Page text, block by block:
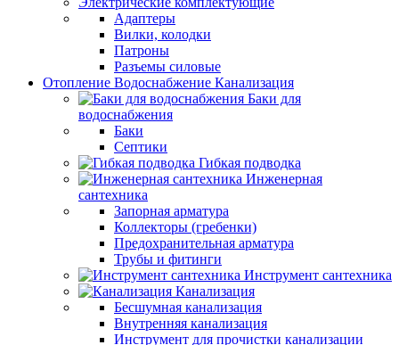
Адаптеры
Вилки, колодки
Патроны
Разъемы силовые
Отопление Водоснабжение Канализация
Баки для
водоснабжения
Баки
Септики
Гибкая подводка
Инженерная
сантехника
Запорная арматура
Коллекторы (гребенки)
Предохранительная арматура
Трубы и фитинги
Инструмент сантехника
Канализация
Бесшумная канализация
Внутренняя канализация
Инструмент для прочистки канализации